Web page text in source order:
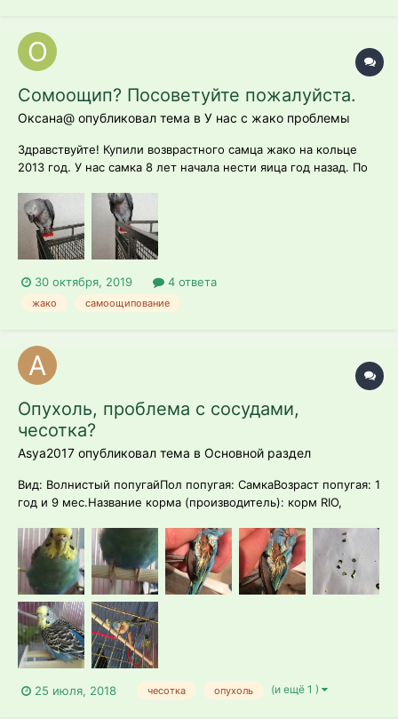
Сомоощип? Посоветуйте пожалуйста.
Оксана@ опубликовал тема в У нас с жако проблемы
Здравствуйте! Купили возврастного самца жако на кольце
2013 год. У нас самка 8 лет начала нести яица год назад. По
назад, она покупала себе для разведения и оказались 3
мальчика, поэтому и продавала. Дома птица у нас четвёртый
день и по моим наб...
30 октября, 2019 4 ответа
жако самоощипование
Опухоль, проблема с сосудами,
чесотка?
Asya2017 опубликовал тема в Основной раздел
Вид: Волнистый попугайПол попугая: СамкаВозраст попугая: 1
год и 9 мес.Название корма (производитель): корм RIO,
зерносмеси на попугая: 2 чайные ложкиЕсть ли в клетке
минеральный камень, мел, сепия?: камень, минеральная
смесь RIOПолучает(л) ли ра...
25 июля, 2018 чесотка опухоль (и ещё 1 )